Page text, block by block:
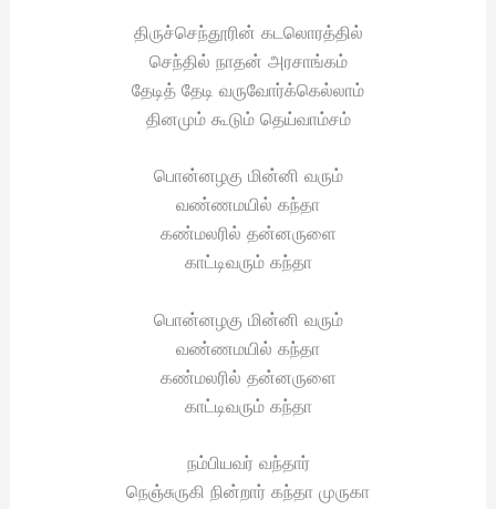
திருச்செந்தூரின் கடலொரத்தில்
செந்தில் நாதன் அரசாங்கம்
தேடித் தேடி வருவோர்க்கெல்லாம்
தினமும் கூடும் தெய்வாம்சம்
பொன்னழகு மின்னி வரும்
வண்ணமயில் கந்தா
கண்மலரில் தன்னருளை
காட்டிவரும் கந்தா
பொன்னழகு மின்னி வரும்
வண்ணமயில் கந்தா
கண்மலரில் தன்னருளை
காட்டிவரும் கந்தா
நம்பியவர் வந்தார்
நெஞ்சுருகி நின்றார் கந்தா முருகா